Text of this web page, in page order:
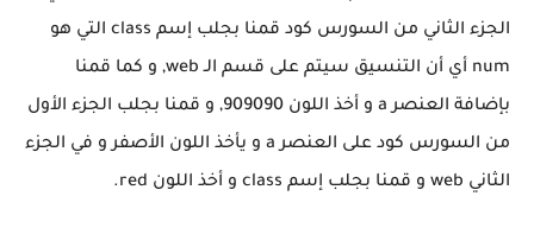
الجزء الثاني من السورس كود قمنا بجلب إسم class التي هو
num أي أن التنسيق سيتم على قسم الـ web, و كما قمنا
بإضافة العنصر a و أخذ اللون 909090, و قمنا بجلب الجزء الأول
من السورس كود على العنصر a و يأخذ اللون الأصفر و في الجزء
الثاني web و قمنا بجلب إسم class و أخذ اللون red.